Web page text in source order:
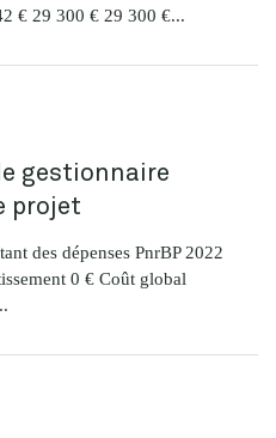
€ 29 300 € 29 300 €...
gestionnaire
projet
des dépenses PnrBP 2022
0 € Coût global